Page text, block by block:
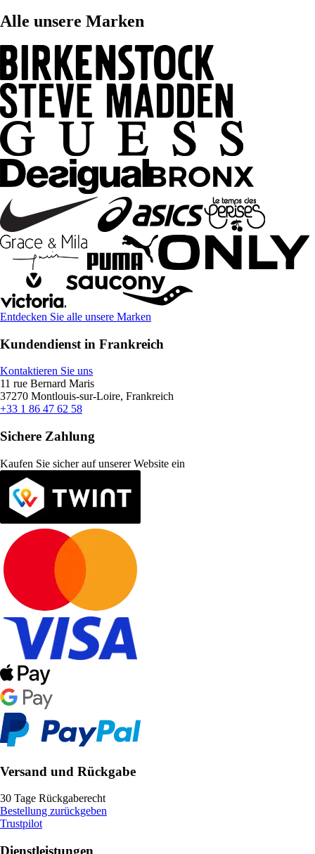
Alle unsere Marken
Entdecken Sie alle unsere Marken
Kundendienst in Frankreich
Kontaktieren Sie uns
11 rue Bernard Maris
37270 Montlouis-sur-Loire, Frankreich
+33 1 86 47 62 58
Sichere Zahlung
Kaufen Sie sicher auf unserer Website ein
Versand und Rückgabe
30 Tage Rückgaberecht
Bestellung zurückgeben
Trustpilot
Dienstleistungen